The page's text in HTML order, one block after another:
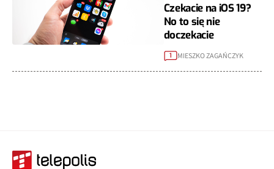
Czekacie na iOS 19?
No to się nie
doczekacie
1 MIESZKO ZAGAŃCZYK